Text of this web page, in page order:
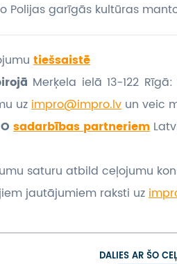
Polijas garīgās kultūras
tiešsaistē
Merķela ielā 13-122
uzimpro@impro.lv un veic
sadarbības partneriem
saturu atbild ceļojumu
jautājumiem raksti uz
DALIES AR ŠO